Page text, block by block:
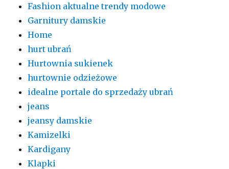
Fashion aktualne trendy modowe
Garnitury damskie
Home
hurt ubrań
Hurtownia sukienek
hurtownie odzieżowe
idealne portale do sprzedaży ubrań
jeans
jeansy damskie
Kamizelki
Kardigany
Klapki